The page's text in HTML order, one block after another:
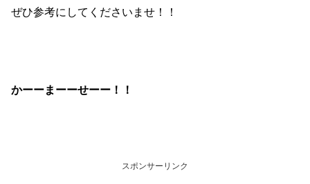
ぜひ参考にしてくださいませ！！
かーーまーーせーー！！
スポンサーリンク